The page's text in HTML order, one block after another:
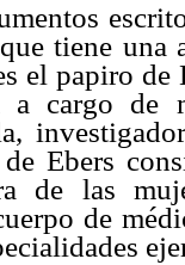
tiene una
el papiro de
a cargo de
Ebers
de las
de